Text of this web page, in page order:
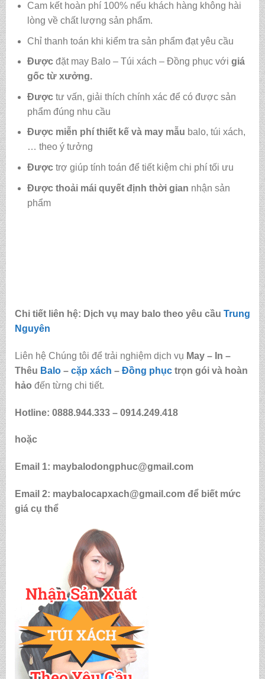
Cam kết hoàn phí 100% nếu khách hàng không hài
lòng về chất lượng sản phẩm.
Chỉ thanh toán khi kiểm tra sản phẩm đạt yêu cầu
Đượcđặt may Balo – Túi xách – Đồng phục với giá
gốc từ xưởng.
Được tư vấn, giải thích chính xác để có được sản
phẩm đúng nhu cầu
Được miễn phí thiết kế và may mẫu balo, túi xách,
… theo ý tưởng
Được trợ giúp tính toán để tiết kiệm chi phí tối ưu
Được thoải mái quyết định thời gian nhận sản
phẩm
Chi tiết liên hệ: Dịch vụ may balo theo yêu cầu Trung
Nguyên
Liên hệ Chúng tôi để trải nghiệm dịch vụ May – In –
Thêu Balo– cặp xách – Đồng phụctrọn gói và hoàn
hảo đến từng chi tiết.
Hotline: 0888.944.333 – 0914.249.418
hoặc
Email 1: maybalodongphuc@gmail.com
Email 2: maybalocapxach@gmail.com để biết mức
giá cụ thể